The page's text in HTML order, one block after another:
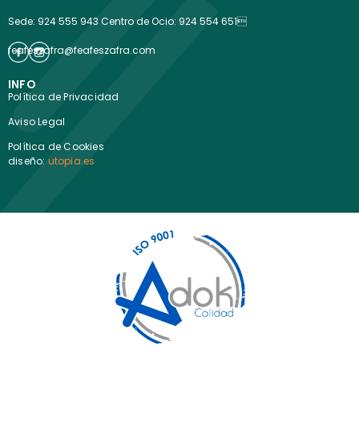
Sede: 924 555 943 Centro de Ocio: 924 554 651
feafeszafra@feafeszafra.com
INFO
Política de Privacidad
Aviso Legal
Política de Cookies
diseño: utopia.es